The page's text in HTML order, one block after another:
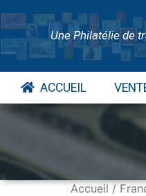
Une Philatélie de
ACCUEIL
Accueil/